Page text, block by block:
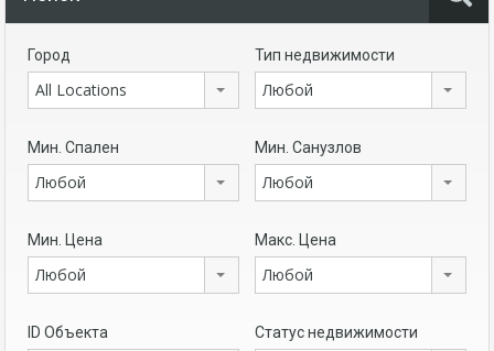
Город
All Locations
Тип недвижимости
Любой
Мин. Спален
Любой
Мин. Санузлов
Любой
Мин. Цена
Любой
Макс. Цена
Любой
ID Объекта Статус недвижимости